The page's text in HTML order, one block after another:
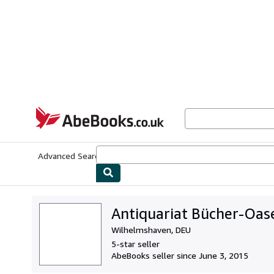
AbeBooks.co.uk
Advanced Search
Antiquariat Bücher-
Wilhelmshaven, DEU
5-star seller
AbeBooks seller since June 3, 2015